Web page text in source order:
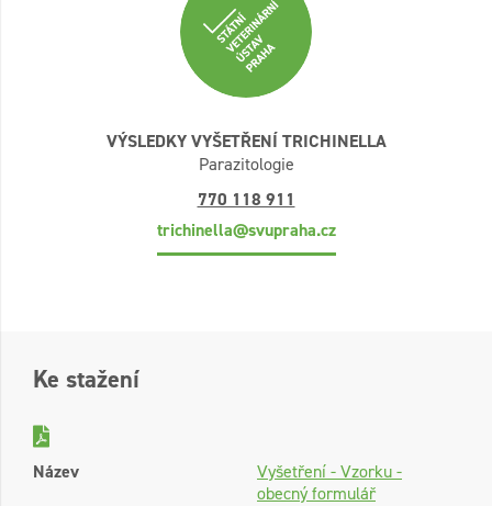
VÝSLEDKY VYŠETŘENÍ TRICHINELLA
Parazitologie
770 118 911
trichinella@svupraha.cz
Ke stažení
Název
Vyšetření - Vzorku -
obecný formulář